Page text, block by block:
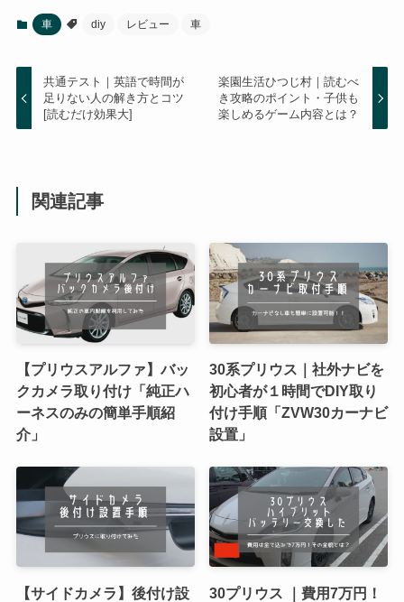
車 diy レビュー 車
共通テスト｜英語で時間が
足りない人の解き方とコツ
[読むだけ効果大]
楽園生活ひつじ村｜読むべ
き攻略のポイント・子供も
楽しめるゲーム内容とは？
関連記事
【プリウスアルファ】バッ
クカメラ取り付け「純正ハ
ーネスのみの簡単手順紹
介」
30系プリウス｜社外ナビを
初心者が１時間でDIY取り
付け手順「ZVW30カーナビ
設置」
【サイドカメラ】後付け設
30プリウス ｜費用7万円！